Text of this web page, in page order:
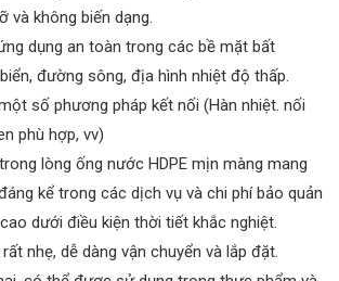
và không biến dạng.
dụng an toàn trong các bề mặt bất
đường sông, địa hình nhiệt độ thấp.
số phương pháp kết nối (Hàn nhiệt. nối
phù hợp, vv)
lòng ống nước HDPE mịn màng mang
kể trong các dịch vụ và chi phí bảo quản
dưới điều kiện thời tiết khắc nghiệt.
nhẹ, dễ dàng vận chuyển và lắp đặt.